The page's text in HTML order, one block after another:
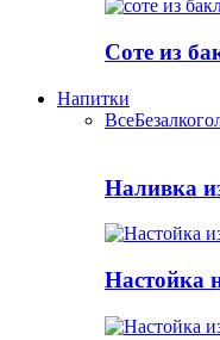
Соте из
Напитки
Все
Наливка
Настойка